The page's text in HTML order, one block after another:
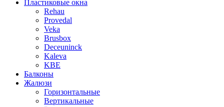
Пластиковые окна
Rehau
Provedal
Veka
Brusbox
Deceuninck
Kaleva
KBE
Балконы
Жалюзи
Горизонтальные
Вертикальные